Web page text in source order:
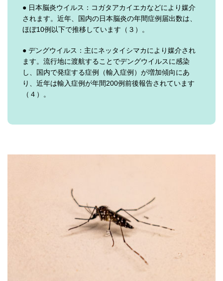
● 日本脳炎ウイルス：コガタアカイエカなどにより媒介
されます。近年、国内の日本脳炎の年間症例届出数は、
ほぼ10例以下で推移しています（３）。
● デングウイルス：主にネッタイシマカにより媒介され
ます。流行地に渡航することでデングウイルスに感染
し、国内で発症する症例（輸入症例）が増加傾向にあ
り、近年は輸入症例が年間200例前後報告されています
（４）。